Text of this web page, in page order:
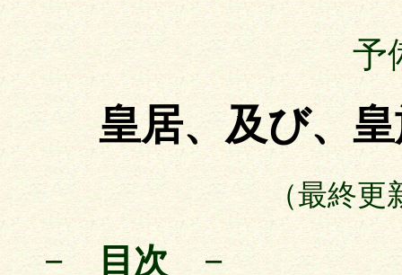
予
皇居、及び、
（最終更
− 目次 −